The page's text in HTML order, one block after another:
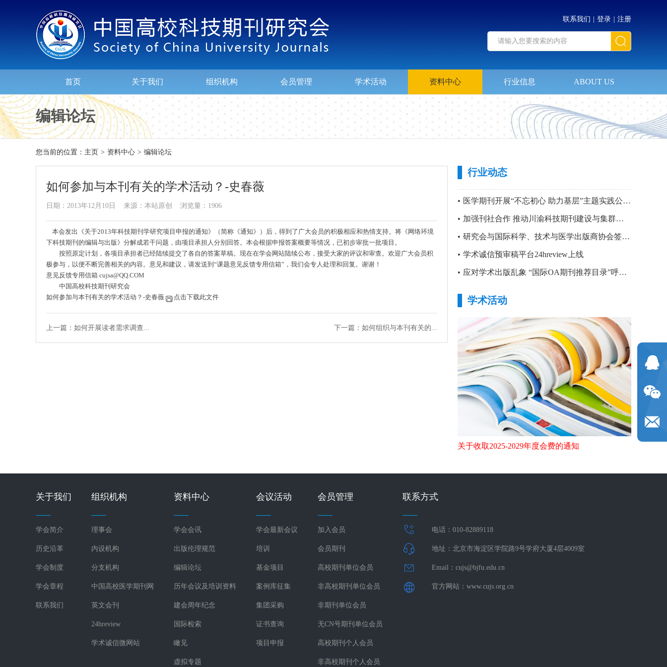
联系我们 登录 注册
首页 关于我们 组织机构 会员管理 学术活动 资料中心 行业信息 ABOUT US
编辑论坛
您当前的位置： 主页 > 资料中心 > 编辑论坛
如何参加与本刊有关的学术活动？-史春薇
日期：2013年12月10日 来源：本站原创 浏览量：1906
本会发出《关于2013年科技期刊学研究项目申报的通知》（简称《通知》）后，得到了广大会员的积极相应和热情支持。将《网络环境
下科技期刊的编辑与出版》分解成若干问题，由项目承担人分别回答。本会根据申报答案概要等情况，已初步审批一批项目。
按照原定计划，各项目承担者已经陆续提交了各自的答案草稿。现在在学会网站陆续公布，接受大家的评议和审查。欢迎广大会员积
极参与，以便不断完善相关的内容。意见和建议，请发送到“课题意见反馈专用信箱”，我们会专人处理和回复。谢谢！
意见反馈专用信箱 cujsa@QQ.COM
中国高校科技期刊研究会
如何参加与本刊有关的学术活动？-史春薇
点击下载此文件
上一篇：如何开展读者需求调查... 下一篇：如何组织与本刊有关的...
行业动态
• 医学期刊开展“不忘初心 助力基层”主题实践公益活动暨 第四站“只要主义真 明翰故里行”党建活动
• 加强刊社合作 推动川渝科技期刊建设与集群化发展
• 研究会与国际科学、技术与医学出版商协会签署合作备忘录
• 学术诚信预审稿平台24hreview上线
• 应对学术出版乱象 “国际OA期刊推荐目录”呼之欲出
学术活动
关于收取2025-2029年度会费的通知
关于我们
学会简介
历史沿革
学会制度
学会章程
联系我们
组织机构
理事会
内设机构
分支机构
中国高校医学期刊网
英文会刊
24hreview
学术诚信微网站
资料中心
学会会讯
出版伦理规范
编辑论坛
历年会议及培训资料
建会周年纪念
国际检索
瞰见
虚拟专题
会议活动
学会最新会议
培训
基金项目
案例库征集
集团采购
证书查询
项目申报
会员管理
加入会员
会员期刊
高校期刊单位会员
非高校期刊单位会员
非期刊单位会员
无CN号期刊单位会员
高校期刊个人会员
非高校期刊个人会员
联系方式
电话：010-82889118
地址：北京市海淀区学院路9号学府大厦4层4009室
Email：cujs@bjfu.edu.cn
官方网站：www.cujs.org.cn